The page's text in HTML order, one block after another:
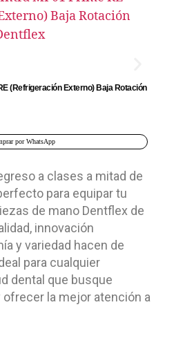
(Refrigeración Externo) Baja Rotación
por WhatsApp
a clases a mitad de
para equipar tu
de mano Dentflex de
innovación
y variedad hacen de
para cualquier
dental que busque
la mejor atención a